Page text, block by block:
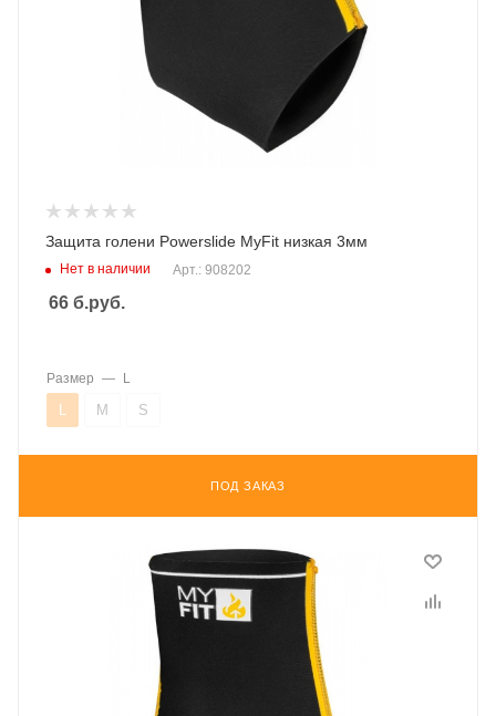
Защита голени Powerslide MyFit низкая 3мм
Нет в наличии Арт.: 908202
66 б.руб.
ПОД ЗАКАЗ
Размер — L
L M S